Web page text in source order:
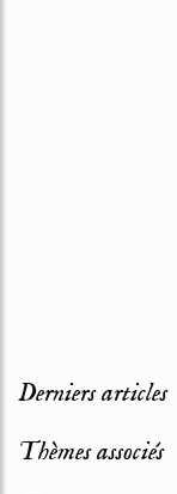
Derniers articles
Thèmes associés